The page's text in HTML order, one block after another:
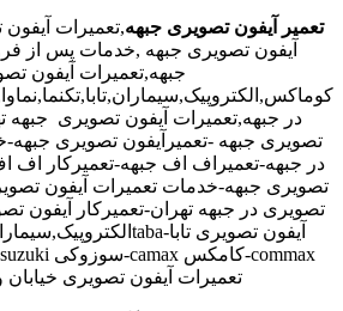
تعمیر آیفون تصویری جبهه,تعمیرات
آیفون تصویری جبهه ,خدمات پس از
جبهه,تعمیرات آیفون
در جبهه,تعمیرات آیفون تصویری جبهه
تصویری جبهه -تعمیرآیفون تصویری
در جبهه-تعمیراف اف جبهه-تعمیرکار اف
تصویری جبهه-خدمات تعمیرات آیفون
تصویری در جبهه تهران-تعمیرکار آیفون
تعمیرات آیفون تصویری خیابان